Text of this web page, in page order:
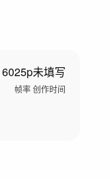
25p
帧率
未填写
创作时间